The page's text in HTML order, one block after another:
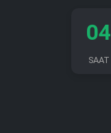
04
SAAT